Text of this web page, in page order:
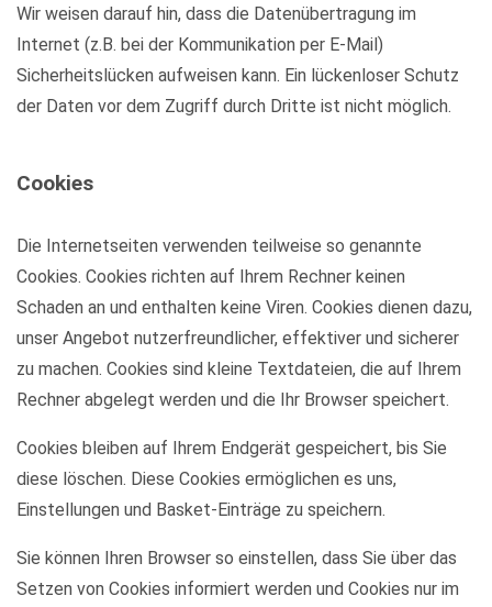
Wir weisen darauf hin, dass die Datenübertragung im
Internet (z.B. bei der Kommunikation per E-Mail)
Sicherheitslücken aufweisen kann. Ein lückenloser Schutz
der Daten vor dem Zugriff durch Dritte ist nicht möglich.
Cookies
Die Internetseiten verwenden teilweise so genannte
Cookies. Cookies richten auf Ihrem Rechner keinen
Schaden an und enthalten keine Viren. Cookies dienen dazu,
unser Angebot nutzerfreundlicher, effektiver und sicherer
zu machen. Cookies sind kleine Textdateien, die auf Ihrem
Rechner abgelegt werden und die Ihr Browser speichert.
Cookies bleiben auf Ihrem Endgerät gespeichert, bis Sie
diese löschen. Diese Cookies ermöglichen es uns,
Einstellungen und Basket-Einträge zu speichern.
Sie können Ihren Browser so einstellen, dass Sie über das
Setzen von Cookies informiert werden und Cookies nur im